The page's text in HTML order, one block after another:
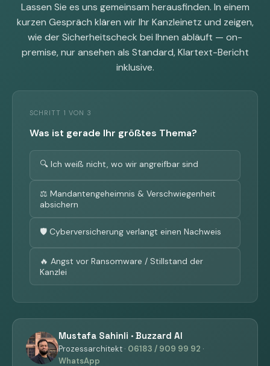
Lassen Sie es uns gemeinsam herausfinden. In einem
kurzen Gespräch klären wir Ihr Kanzleinetz und zeigen,
wie der Sicherheitscheck bei Ihnen abläuft — on-
premise, nur ansehen als Standard, Klartext-Bericht
inklusive.
SCHRITT 1 VON 3
Was ist gerade Ihr größtes Thema?
🔍 Ich weiß nicht, wo wir angreifbar sind
⚖️ Mandantengeheimnis & Verschwiegenheit
absichern
🛡️ Cyberversicherung verlangt einen Nachweis
🔥 Angst vor Ransomware / Stillstand der
Kanzlei
Mustafa Sahinli · Buzzard AI
Prozessarchitekt · 06183 / 909 99 92 ·
WhatsApp